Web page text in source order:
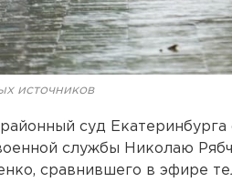
источников
суд Екатеринбурга
службы Николаю
сравнившего в эфире